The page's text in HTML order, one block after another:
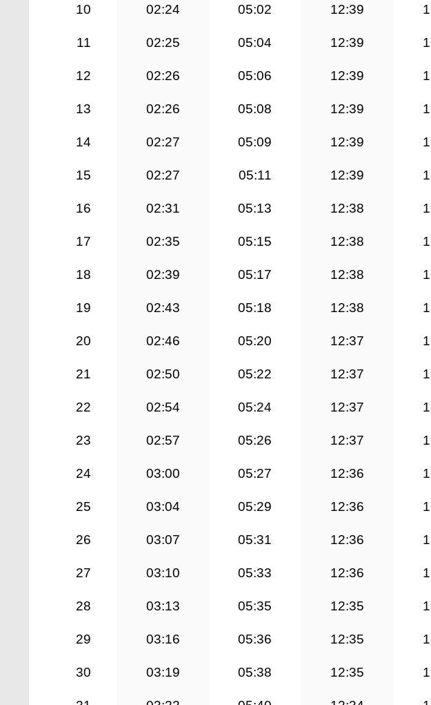
10 02:24 05:02 12:39
11 02:25 05:04 12:39
12 02:26 05:06 12:39
13 02:26 05:08 12:39
14 02:27 05:09 12:39
15 02:27 05:11 12:39
16 02:31 05:13 12:38
17 02:35 05:15 12:38
18 02:39 05:17 12:38
19 02:43 05:18 12:38
20 02:46 05:20 12:37
21 02:50 05:22 12:37
22 02:54 05:24 12:37
23 02:57 05:26 12:37
24 03:00 05:27 12:36
25 03:04 05:29 12:36
26 03:07 05:31 12:36
27 03:10 05:33 12:36
28 03:13 05:35 12:35
29 03:16 05:36 12:35
30 03:19 05:38 12:35